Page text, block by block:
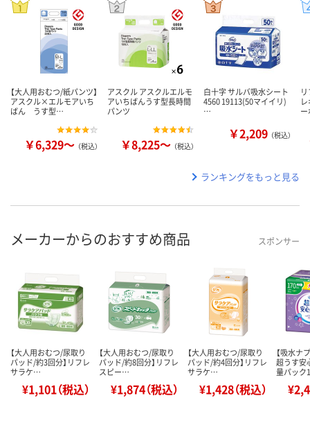
【大人用おむつ/紙パンツ】
アスクル×エルモアいち
ばん うす型…
￥6,329～ （税込）
アスクル アスクルエルモ
アいちばんうす型長時間
パンツ
￥8,225～ （税込）
白十字 サルバ吸水シート
4560 19113(50マイイリ)
…
￥2,209 （税込）
ランキングをもっと見る
メーカーからのおすすめ商品 スポンサー
【大人用おむつ/尿取り
パッド/約3回分】リフレ
サラケ…
¥1,101（税込）
【大人用おむつ/尿取り
パッド/約8回分】リフレ
スピー…
¥1,874（税込）
【大人用おむつ/尿取り
パッド/約4回分】リフレ
サラケ…
¥1,428（税込）
【吸水ナ
超うす安
量パッ